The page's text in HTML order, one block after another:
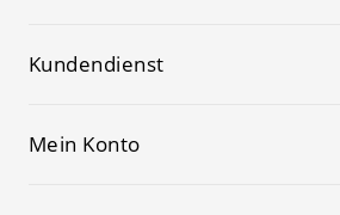
Kundendienst
Mein Konto